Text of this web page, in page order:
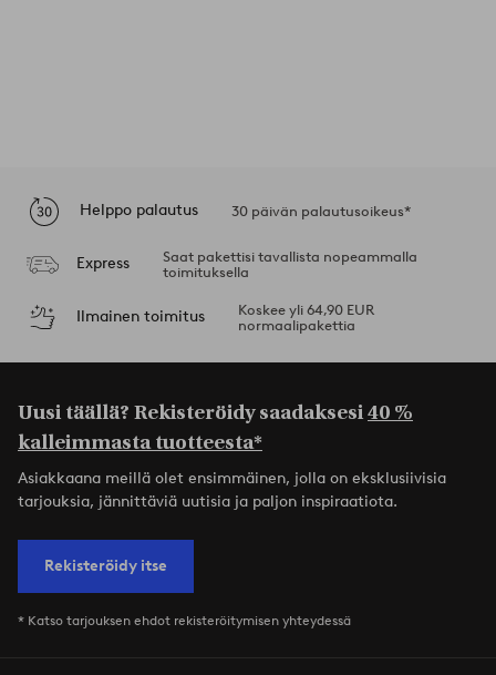
Helppo palautus 30 päivän palautusoikeus*
Express
Saat pakettisi tavallista nopeammalla
toimituksella
Ilmainen toimitus
Koskee yli 64,90 EUR
normaalipakettia
Uusi täällä? Rekisteröidy saadaksesi40 %
kalleimmasta tuotteesta*
Asiakkaana meillä olet ensimmäinen, jolla on eksklusiivisia
tarjouksia, jännittäviä uutisia ja paljon inspiraatiota.
Rekisteröidy itse
* Katso tarjouksen ehdot rekisteröitymisen yhteydessä